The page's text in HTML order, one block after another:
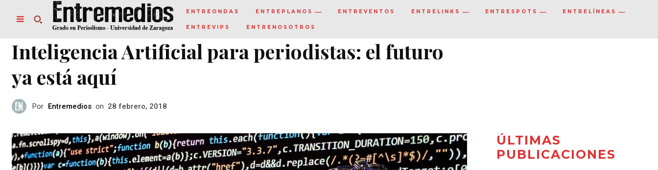
ENTREONDAS ENTREPLANOS ENTREVENTOS ENTRELINKS ENTRESPOTS ENTRELÍNEAS
ENTREVIPS ENTRENOSOTROS
Inteligencia Artificial para periodistas: el futuro
ya está aquí
Por Entremedios on 28 febrero, 2018
ÚLTIMAS
PUBLICACIONES